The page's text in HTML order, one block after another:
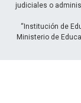
judiciales o
“Institución de
Ministerio de